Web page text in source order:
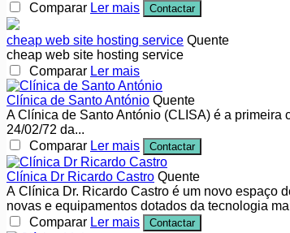
Comparar Ler mais Contactar
cheap web site hosting service Quente
cheap web site hosting service
Comparar Ler mais
Clínica de Santo António Quente
A Clínica de Santo António (CLISA) é a
24/02/72 da...
Comparar Ler mais Contactar
Clínica Dr Ricardo Castro Quente
A Clínica Dr. Ricardo Castro é um novo espaço
novas e equipamentos dotados da tecnologia
Comparar Ler mais Contactar